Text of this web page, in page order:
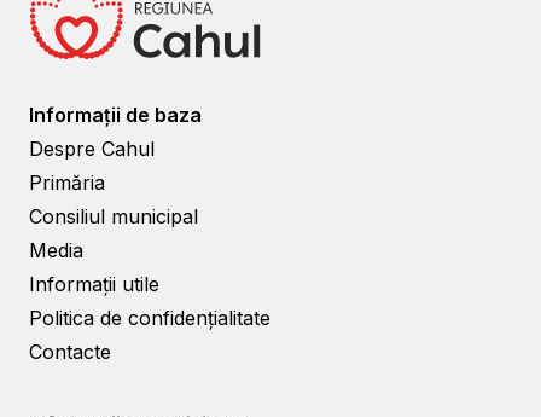
Informații de baza
Despre Cahul
Primăria
Consiliul municipal
Media
Informații utile
Politica de confidențialitate
Contacte